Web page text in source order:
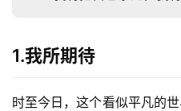
1.我所期待
时至今日，这个看似平凡的